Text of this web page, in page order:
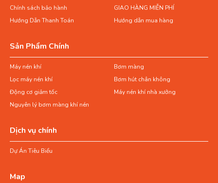
Chính sách bảo hành
GIAO HÀNG MIỄN PHÍ
Hướng Dẫn Thanh Toán
Hướng dẫn mua hàng
Sản Phẩm Chính
Máy nén khí
Bơm màng
Lọc máy nén khí
Bơm hút chân không
Động cơ giảm tốc
Máy nén khí nhà xưởng
Nguyên lý bơm màng khí nén
Dịch vụ chính
Dự Án Tiêu Biểu
Map